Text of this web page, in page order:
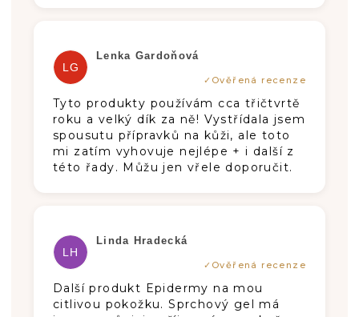
LG
Lenka Gardoňová
Hodnotenie produktu je 5 z 5
Tyto produkty používám cca třičtvrtě
roku a velký dík za ně! Vystřídala jsem
spousutu přípravků na kůži, ale toto
mi zatím vyhovuje nejlépe + i další z
této řady. Můžu jen vřele doporučit.
LH
Linda Hradecká
Hodnotenie produktu je 5 z 5
Další produkt Epidermy na mou
citlivou pokožku. Sprchový gel má